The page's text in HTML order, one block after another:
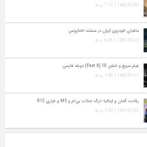
1402-07-09 | 7:17 ب.ظ
مافیای خودروی ایران در مستند اختاپوس
1402-03-25 | 6:26 ب.ظ
فیلم سریع و خشن 10 (Fast X) دوبله فارسی
1402-03-11 | 1:48 ب.ظ
رقابت آلمان و ایتالیا؛ درگ جذاب بی ام و M5 و فراری 812
1401-01-03 | 9:34 ب.ظ